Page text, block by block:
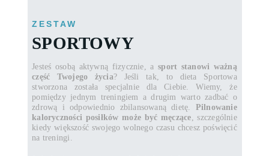
ZESTAW
SPORTOWY
Jesteś osobą aktywną fizycznie, asport stanowi ważną
część Twojego życia? Jeśli tak, to dieta Sportowa
stworzona została specjalnie dla Ciebie. Wiemy, że
pomiędzy jednym treningiem a drugim warto zadbać o
zdrową i odpowiednio zbilansowaną dietę. Pilnowanie
kaloryczności posiłków może być męczące, szczególnie
kiedy większość swojego wolnego czasu chcesz poświęcić
na treningi.